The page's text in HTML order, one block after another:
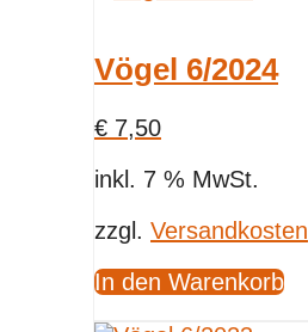
Vögel 6/2024
€ 7,50
inkl. 7 % MwSt.
zzgl. Versandkosten
In den Warenkorb